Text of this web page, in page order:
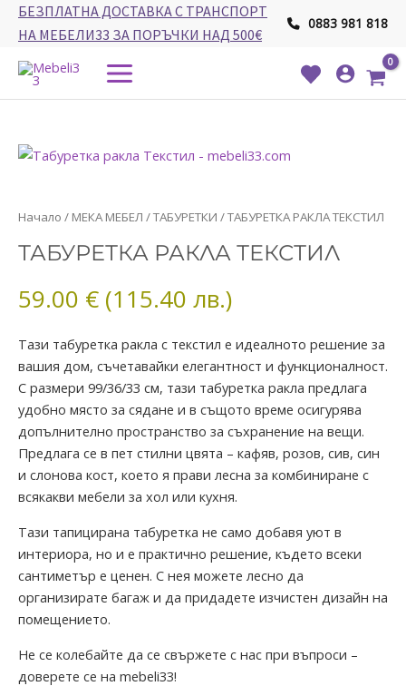
SkipБЕЗПЛАТНА ДОСТАВКА С ТРАНСПОРТ
НА МЕБЕЛИ33 ЗА ПОРЪЧКИ НАД 500€
0883 981 818
Main
Menu
Начало / МЕКА МЕБЕЛ /ТАБУРЕТКИ / ТАБУРЕТКА РАКЛА ТЕКСТИЛ
ТАБУРЕТКА РАКЛА ТЕКСТИЛ
59.00 € (115.40 лв.)
Тази табуретка ракла с текстил е идеалното решение за
вашия дом, съчетавайки елегантност и функционалност.
С размери 99/36/33 см, тази табуретка ракла предлага
удобно място за сядане и в същото време осигурява
допълнително пространство за съхранение на вещи.
Предлага се в пет стилни цвята – кафяв, розов, сив, син
и слонова кост, което я прави лесна за комбиниране с
всякакви мебели за хол или кухня.
Тази тапицирана табуретка не само добавя уют в
интериора, но и е практично решение, където всеки
сантиметър е ценен. С нея можете лесно да
организирате багаж и да придадете изчистен дизайн на
помещението.
Не се колебайте да се свържете с нас при въпроси –
доверете се на mebeli33!
количество
ТАБУРЕТКА
ТЕКСТИЛ